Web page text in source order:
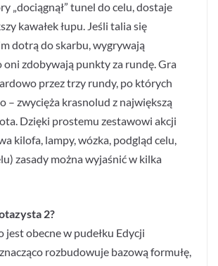
„dociągnął” tunel do celu, dostaje
kawałek łupu. Jeśli talia się
dotrą do skarbu, wygrywają
oni zdobywają punkty za rundę. Gra
przez trzy rundy, po których
– zwycięża krasnolud z największą
Dzięki prostemu zestawowi akcji
kilofa, lampy, wózka, podgląd celu,
zasady można wyjaśnić w kilka
2?
jest obecne w pudełku Edycji
rozbudowuje bazową formułę,